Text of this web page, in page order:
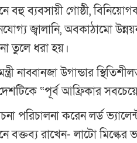
বহু ব্যবসায়ী গোষ্ঠী,
জ্বালানি, অবকাঠামো
তুলে ধরা হয়।
নাব্বানজা উগান্ডার
“পূর্ব আফ্রিকার
পরিচালনা করেন লর্ড
বক্তব্য রাখেন- লাটো মিল্কের